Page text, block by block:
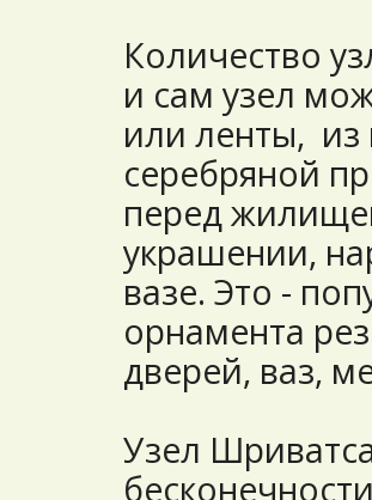
Количество
и сам узел
или ленты, из
серебряной
перед
украшении,
вазе. Это -
орнамента
дверей, ваз,
Узел